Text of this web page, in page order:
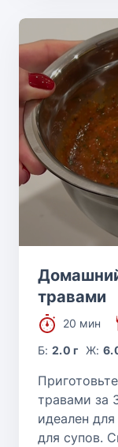
травами
20 мин
Б:2.0 г Ж:
травами за
идеален
для супов.